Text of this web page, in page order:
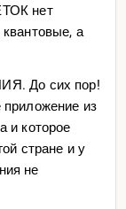
нет
а
До сих пор!
из
и которое
стране и у
не